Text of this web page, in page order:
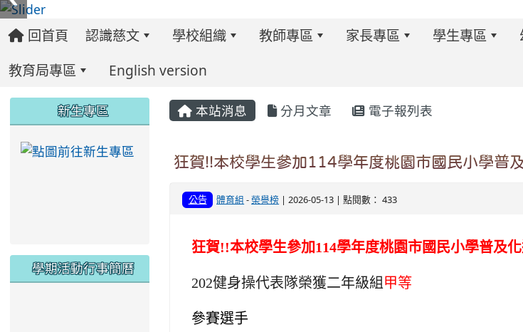
回首頁 認識慈文 學校組織 教師專區 家長專區 學生專區
教育局專區
English version
本站消息 分月文章 電子報列表
狂賀!!本校學生參加114學年度桃園市國民小學普
公告 體育組 榮譽榜 | 2026-05-13 | 點閱數： 433
狂賀!!本校學生參加114學年度桃園市國民小學普及
202健身操代表隊榮獲二年級組甲等
參賽選手
::: 新生專區
學期活動行事簡曆
link to https://www.twes.tyc.edu.tw/uploads/tad_blocks/image/113-
link to https://www.twes.tyc.edu.tw/uploads/tad_blocks/image/114-